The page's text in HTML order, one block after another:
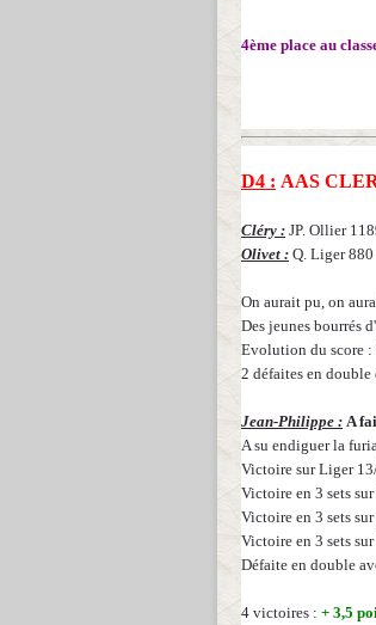
4ème place au
D4 : AAS
Cléry : JP. Ollier
Olivet : Q. Liger 880
On aurait pu, on
Des jeunes bourrés
Evolution du score
2 défaites en
Jean-Philippe : A
A su endiguer la
Victoire sur Liger
Victoire en 3 sets
Victoire en 3 sets
Victoire en 3 sets
Défaite en double
4 victoires : + 3,5